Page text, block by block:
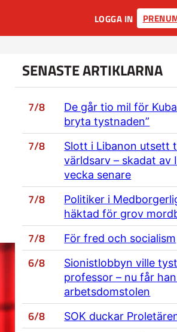
LOGGA IN
SENASTE ARTIKLARNA
7/8
De går tio mil för
bryta tystnaden”
7/8
Slott i Libanon utsett
världsarv – skadat av
vecka senare
7/8
Politiker i
häktad för grov
7/8 För fred och socialism
6/8
Sionistlobbyn ville
professor – nu får
arbetsdomstolen
6/8 SOK duckar